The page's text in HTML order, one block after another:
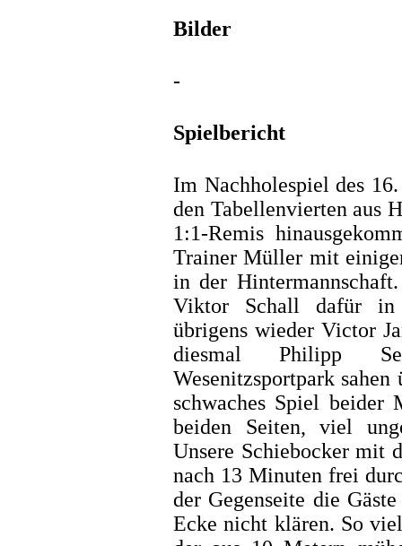
Bilder
-
Spielbericht
Im Nachholespiel des
den Tabellenvierten aus
1:1-Remis
Trainer Müller mit
in der
Viktor Schall dafür in
übrigens wieder Victor
diesmal Philipp
Wesenitzsportpark
schwaches Spiel beider
beiden Seiten, viel
Unsere Schiebocker mit
nach 13 Minuten frei
der Gegenseite die
Ecke nicht klären. So